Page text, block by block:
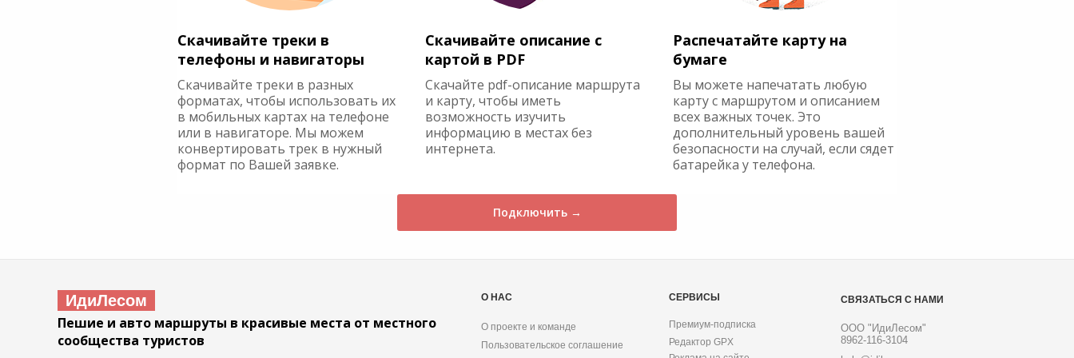
Скачивайте треки в
телефоны и навигаторы
Скачивайте треки в разных
форматах, чтобы использовать их
в мобильных картах на телефоне
или в навигаторе. Мы можем
конвертировать трек в нужный
формат по Вашей заявке.
Скачивайте описание с
картой в PDF
Скачайте pdf-описание маршрута
и карту, чтобы иметь
возможность изучить
информацию в местах без
интернета.
Распечатайте карту на
бумаге
Вы можете напечатать любую
карту с маршрутом и описанием
всех важных точек. Это
дополнительный уровень вашей
безопасности на случай, если сядет
батарейка у телефона.
Подключить →
ИдиЛесом
Пешие и авто маршруты в красивые места от местного
сообщества туристов
О НАС
О проекте и команде
Пользовательское соглашение
СЕРВИСЫ
Премиум-подписка
Редактор GPX
СВЯЗАТЬСЯ С НАМИ
ООО "ИдиЛесом"
8962-116-3104